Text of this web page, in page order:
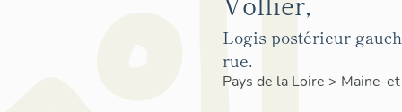
Logis postérieur
rue.
Pays de la Loire > Maine-